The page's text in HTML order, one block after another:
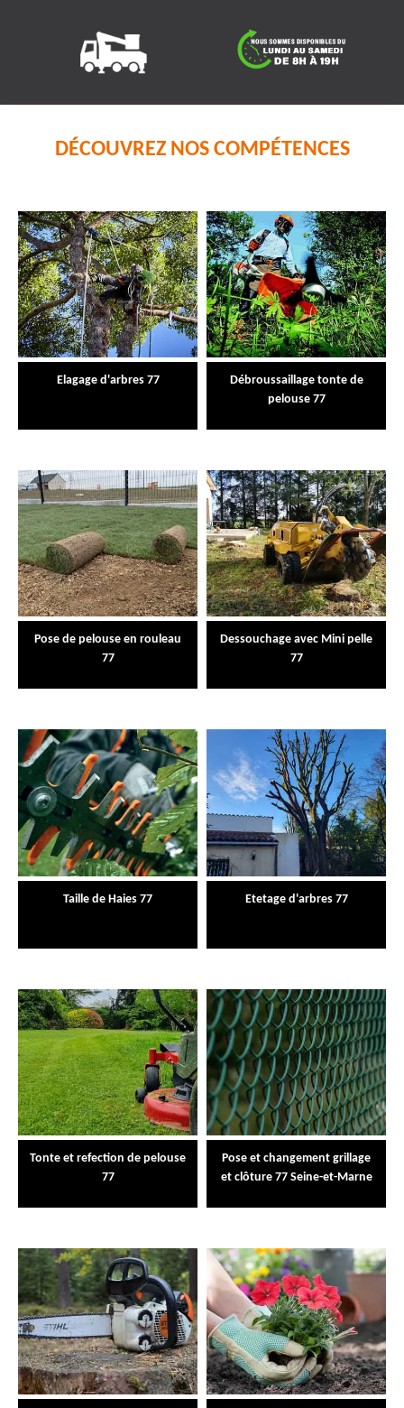
DÉCOUVREZ NOS COMPÉTENCES
Elagage d'arbres 77
Débroussaillage tonte de
pelouse 77
Pose de pelouse en rouleau
77
Dessouchage avec Mini pelle
77
Taille de Haies 77 Etetage d'arbres 77
Tonte et refection de pelouse
77
Pose et changement grillage
et clôture 77 Seine-et-Marne